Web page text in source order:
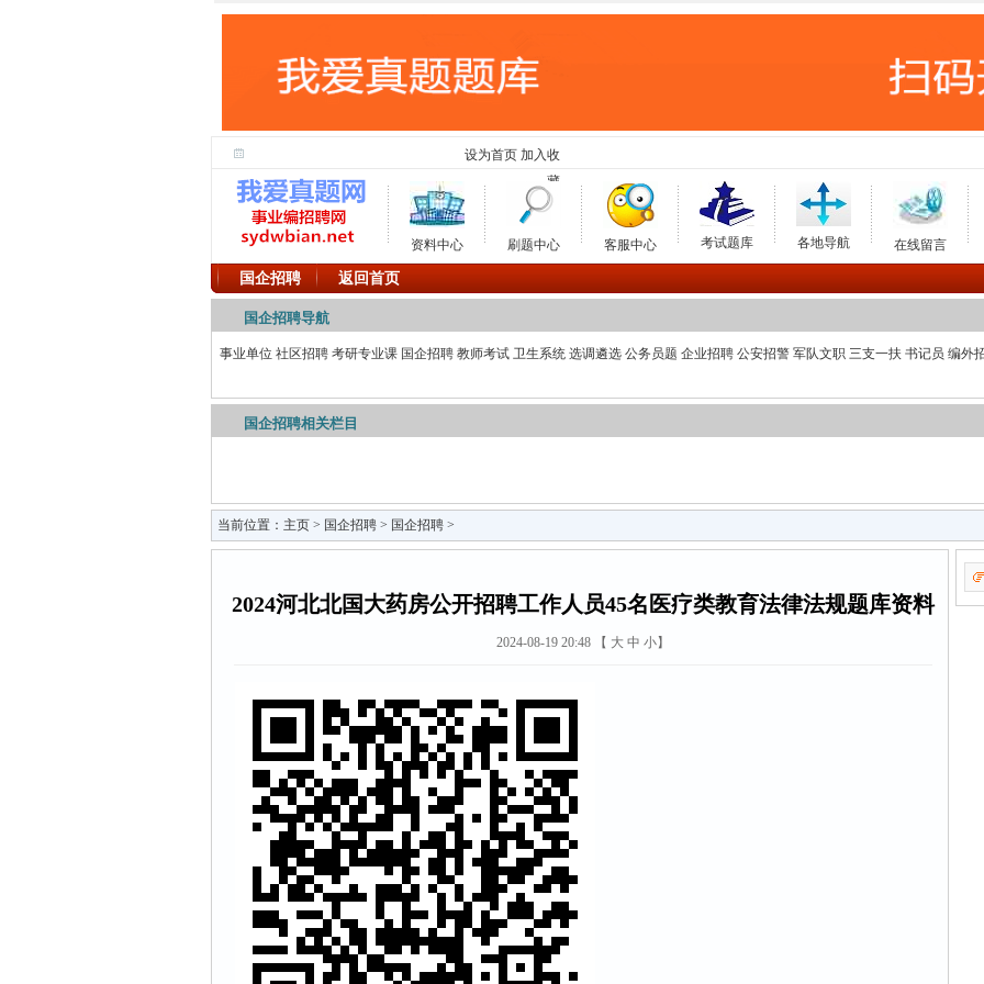
设为首页 加入收
藏
资料中心 刷题中心 客服中心 考试题库 各地导航 在线留言
国企招聘 返回首页
国企招聘导航
事业单位 社区招聘 考研专业课 国企招聘 教师考试 卫生系统 选调遴选 公务员题 企业招聘 公安招警 军队文职 三支一扶 书记员 编外
国企招聘相关栏目
当前位置： 主页 > 国企招聘 > 国企招聘 >
2024河北北国大药房公开招聘工作人员45名医疗类教育法律法规题库资料
2024-08-19 20:48 【 大 中 小】